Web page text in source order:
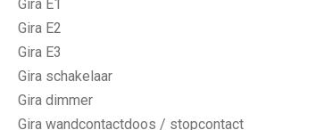
Gira E1
Gira E2
Gira E3
Gira schakelaar
Gira dimmer
Gira wandcontactdoos / stopcontact